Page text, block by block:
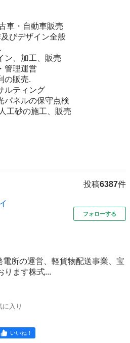
車・自動車販売
びデザイン全般
ン、加工、販売
管理運営
の販売.
ルティング
パネルの保守点検
工砂の施工、販売
投稿6387件
フォローする
所の運営、軽貨物配送事業、宝
ります株式...
に入り
いいね！